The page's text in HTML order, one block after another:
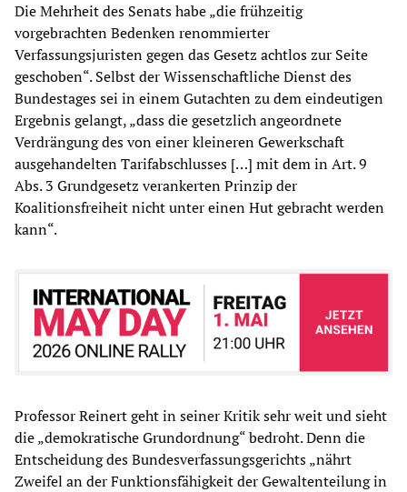
Die Mehrheit des Senats habe „die frühzeitig
vorgebrachten Bedenken renommierter
Verfassungsjuristen gegen das Gesetz achtlos zur Seite
geschoben“. Selbst der Wissenschaftliche Dienst des
Bundestages sei in einem Gutachten zu dem eindeutigen
Ergebnis gelangt, „dass die gesetzlich angeordnete
Verdrängung des von einer kleineren Gewerkschaft
ausgehandelten Tarifabschlusses […] mit dem in Art. 9
Abs. 3 Grundgesetz verankerten Prinzip der
Koalitionsfreiheit nicht unter einen Hut gebracht werden
kann“.
Professor Reinert geht in seiner Kritik sehr weit und sieht
die „demokratische Grundordnung“ bedroht. Denn die
Entscheidung des Bundesverfassungsgerichts „nährt
Zweifel an der Funktionsfähigkeit der Gewaltenteilung in